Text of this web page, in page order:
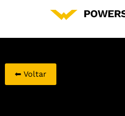
⬅ Voltar